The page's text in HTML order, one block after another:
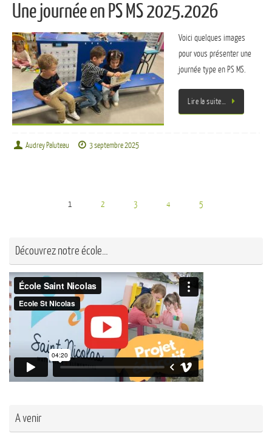
Une journée en PS MS 2025.2026
Voici quelques images
pour vous présenter une
journée type en PS MS.
Lire la suite…
Audrey Paluteau 3 septembre 2025
1 2 3 4 5
Découvrez notre école…
A venir